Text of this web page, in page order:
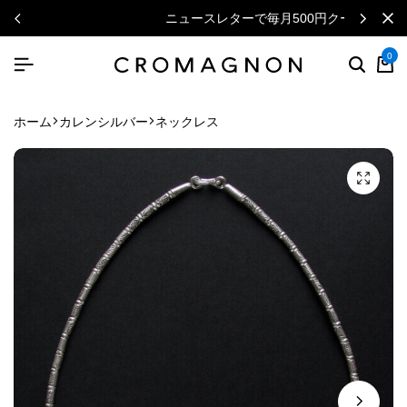
ニュースレターで毎月500円クーポン
0
ホーム カレンシルバー ネックレス